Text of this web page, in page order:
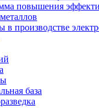
повышения
в производстве
база